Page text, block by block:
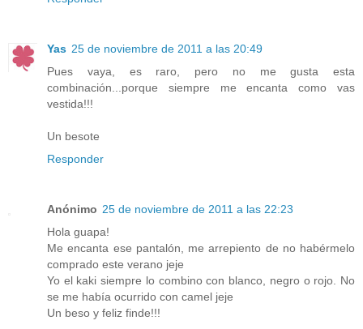
Yas 25 de noviembre de 2011 a las 20:49
Pues vaya, es raro, pero no me gusta esta
combinación...porque siempre me encanta como vas
vestida!!!
Un besote
Responder
Anónimo 25 de noviembre de 2011 a las 22:23
Hola guapa!
Me encanta ese pantalón, me arrepiento de no habérmelo
comprado este verano jeje
Yo el kaki siempre lo combino con blanco, negro o rojo. No
se me había ocurrido con camel jeje
Un beso y feliz finde!!!